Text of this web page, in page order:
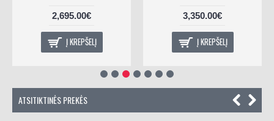
2,695.00€
Į KREPŠELĮ
3,350.00€
Į KREPŠELĮ
ATSITIKTINĖS PREKĖS